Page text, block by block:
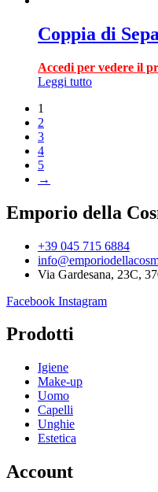
Coppia di
Accedi per vedere il
Leggi tutto
1
2
3
4
5
→
Emporio della
+39 045 715 6884
Via Gardesana, 23C,
Facebook Instagram
Prodotti
Igiene
Make-up
Uomo
Capelli
Unghie
Estetica
Account